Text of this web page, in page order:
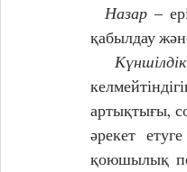
  Назар
‒
қабылдау
  Күншілдік
артықтығы,
әрекет
қоюшылық